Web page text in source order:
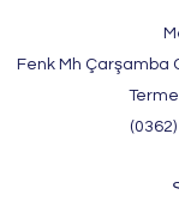
Fenk Mh Çarşamba